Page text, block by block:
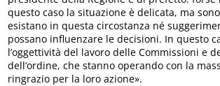
questo caso la situazione è delicata, ma
esistano in questa circostanza né
possano influenzare le decisioni. In questo
l’oggettività del lavoro delle Commissioni e
dell’ordine, che stanno operando con la
ringrazio per la loro azione».